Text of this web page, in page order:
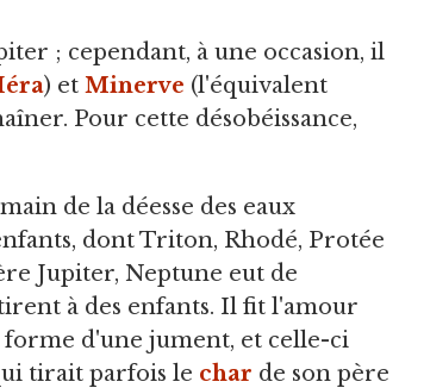
; cependant, à une occasion, il
) et Minerve (l'équivalent
Pour cette désobéissance,
de la déesse des eaux
dont Triton, Rhodé, Protée
Jupiter, Neptune eut de
à des enfants. Il fit l'amour
forme d'une jument, et celle-ci
tirait parfois le char de son père